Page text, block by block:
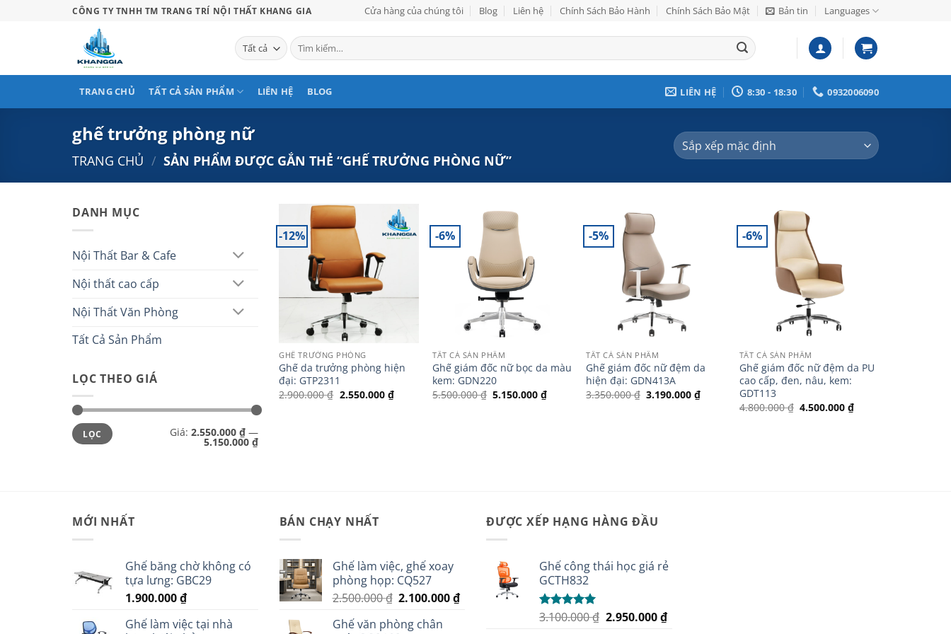
CÔNG TY TNHH TM TRANG TRÍ NỘI THẤT KHANG GIA Cửa hàng của chúng tôi Blog Liên hệ Chính Sách Bảo Hành Chính Sách Bảo Mật Bản tin Languages
Tìm
kiếm:
TRANG CHỦ TẤT CẢ SẢN PHẨM LIÊN HỆ BLOG LIÊN HỆ 8:30 - 18:30 0932006090
ghế trưởng phòng nữ
TRANG CHỦ / SẢN PHẨM ĐƯỢC GẮN THẺ “GHẾ TRƯỞNG PHÒNG NỮ”
DANH MỤC
Nội Thất Bar & Cafe
Nội thất cao cấp
Nội Thất Văn Phòng
Tất Cả Sản Phẩm
LỌC THEO GIÁ
Giá
tối
thiểu
Giá
tối
đa
LỌC Giá: 2.550.000 ₫—
5.150.000 ₫
-12%
GHẾ TRƯỞNG PHÒNG
Ghế da trưởng phòng hiện
đại: GTP2311
2.900.000₫ Giá
2.550.000 ₫Giá
hiện
-6%
TẤT CẢ SẢN PHẨM
Ghế giám đốc nữ bọc da màu
kem: GDN220
5.500.000₫ Giá
5.150.000₫Giá
-5%
TẤT CẢ SẢN PHẨM
Ghế giám đốc nữ đệm da
hiện đại: GDN413A
3.350.000₫ Giá
3.190.000₫Giá
-6%
TẤT CẢ SẢN PHẨM
Ghế giám đốc nữ đệm da PU
cao cấp, đen, nâu, kem:
GDT113
4.800.000₫ Giá
4.500.000₫Giá
MỚI NHẤT
Ghế băng chờ không có
tựa lưng: GBC29
1.900.000₫
Ghế làm việc tại nhà
BÁN CHẠY NHẤT
Ghế làm việc, ghế xoay
phòng họp: CQ527
2.500.000₫ Giá
là:
2.100.000₫Giá
Ghế văn phòng chân
ĐƯỢC XẾP HẠNG HÀNG ĐẦU
Ghế công thái học giá rẻ
GCTH832
Được xếp
3.100.000₫ Giá
2.950.000₫Giá